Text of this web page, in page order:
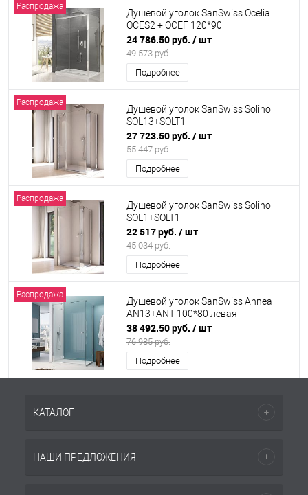
Распродажа
Душевой уголок SanSwiss Ocelia
OCES2 + OCEF 120*90
24 786.50 руб. / шт
49 573 руб.
Подробнее
Распродажа
Душевой уголок SanSwiss Solino
SOL13+SOLT1
27 723.50 руб. / шт
55 447 руб.
Подробнее
Распродажа
Душевой уголок SanSwiss Solino
SOL1+SOLT1
22 517 руб. / шт
45 034 руб.
Подробнее
Распродажа
Душевой уголок SanSwiss Annea
AN13+ANT 100*80 левая
38 492.50 руб. / шт
76 985 руб.
Подробнее
КАТАЛОГ
НАШИ ПРЕДЛОЖЕНИЯ